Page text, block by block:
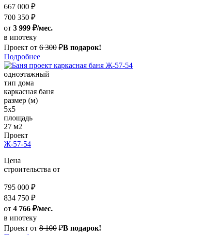
667 000 ₽
700 350 ₽
от 3 999 ₽/мес.
в ипотеку
Проект от 6 300 ₽В подарок!
Подробнее
одноэтажный
тип дома
каркасная баня
размер (м)
5x5
площадь
27 м2
Проект
Ж-57-54
Цена
строительства от
795 000 ₽
834 750 ₽
от 4 766 ₽/мес.
в ипотеку
Проект от 8 100 ₽В подарок!